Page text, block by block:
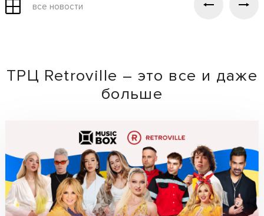
все новости
ТРЦ Retroville – это все и даже
больше